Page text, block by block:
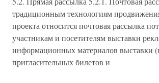
традиционным технологиям
проекта относится почтовая рассылка
участникам и посетителям выставки
информационных материалов выставки
пригласительных билетов и